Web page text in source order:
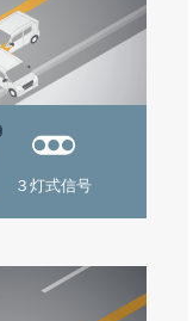
３灯式信号